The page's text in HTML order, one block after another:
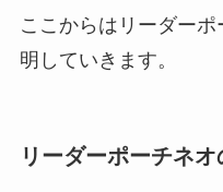
ここからはリーダー
明していきます。
リーダーポーチネオ